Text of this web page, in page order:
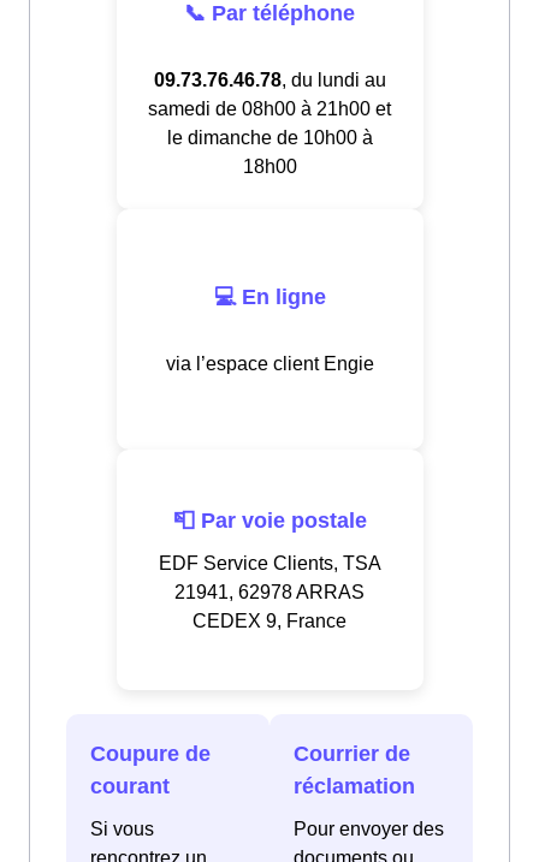
📞 Par téléphone
09.73.76.46.78, du lundi au
samedi de 08h00 à 21h00 et
le dimanche de 10h00 à
18h00
💻 En ligne
via l’espace client Engie
📮 Par voie postale
EDF Service Clients, TSA
21941, 62978 ARRAS
CEDEX 9, France
Coupure de
courant
Si vous
Courrier de
réclamation
Pour envoyer des